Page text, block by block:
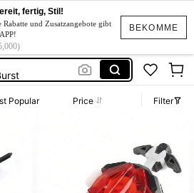
BEKOMME
fertig, Stil!
Rabatte und Zusatzangebote gibt
Popular Price Filter